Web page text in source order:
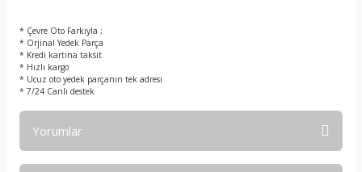
* Çevre Oto Farkıyla ;
* Orjinal Yedek Parça
* Kredi kartına taksit
* Hızlı kargo
* Ucuz oto yedek parçanın tek adresi
* 7/24 Canlı destek
Yorumlar